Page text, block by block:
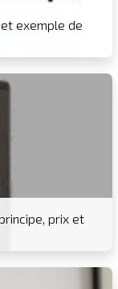
exemple de
prix et